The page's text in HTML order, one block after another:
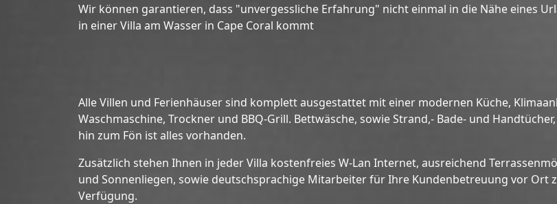
Wir können garantieren, dass "unvergessliche Erfahrung" nicht einmal in die Nähe eines
in einer Villa am Wasser in Cape Coral kommt
Alle Villen und Ferienhäuser sind komplett ausgestattet mit einer modernen Küche,
Waschmaschine, Trockner und BBQ-Grill. Bettwäsche, sowie Strand,- Bade- und
hin zum Fön ist alles vorhanden.
Zusätzlich stehen Ihnen in jeder Villa kostenfreies W-Lan Internet, ausreichend
und Sonnenliegen, sowie deutschsprachige Mitarbeiter für Ihre Kundenbetreuung vor Ort
Verfügung.